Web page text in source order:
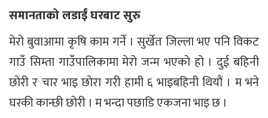
समानताको लडाईं घरबाट सुरु
मेरो बुवाआमा कृषि काम गर्ने । सुर्खेत जिल्ला भए पनि विकट
गाउँ सिम्ता गाउँपालिकामा मेरो जन्म भएको हो । दुई बहिनी
छोरी र चार भाइ छोरा गरी हामी ६ भाइबहिनी थियौं । म भने
घरकी कान्छी छोरी । म भन्दा पछाडि एकजना भाइ छ ।